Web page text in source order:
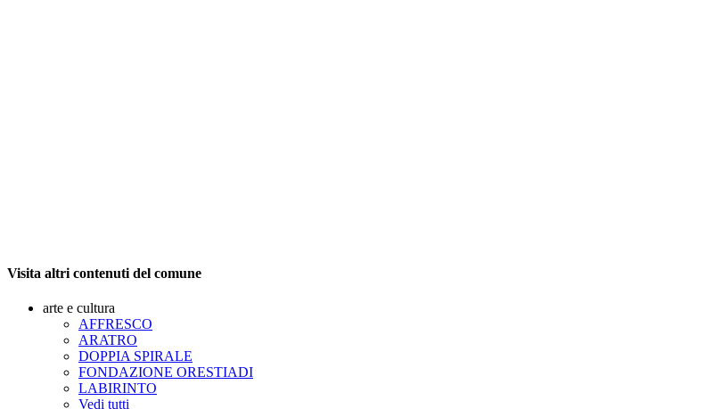
Visita altri contenuti del comune
arte e cultura
AFFRESCO
ARATRO
DOPPIA SPIRALE
FONDAZIONE ORESTIADI
LABIRINTO
Vedi tutti